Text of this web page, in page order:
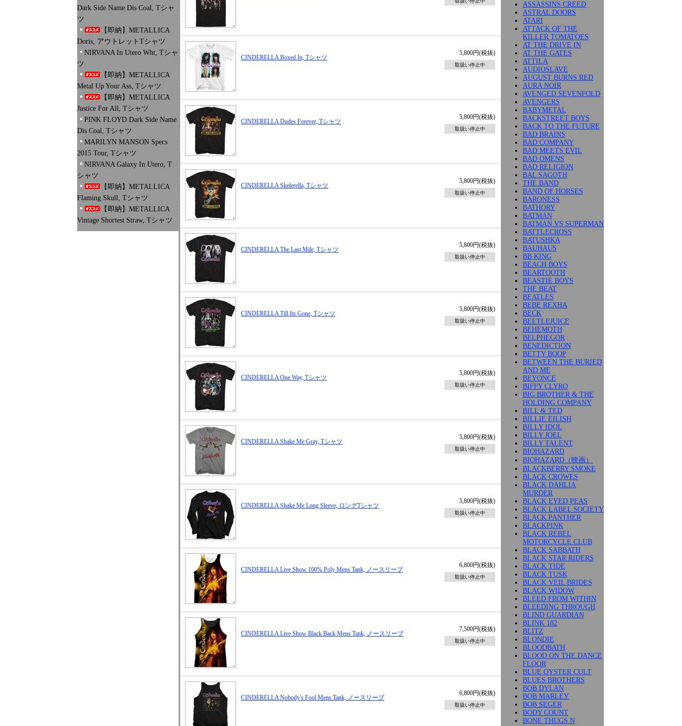
Dark Side Name Dis Coal, Tシャ
ツ
【即納】METALLICA
Doris, アウトレットTシャツ
NIRVANA In Utero Wht, Tシャ
ツ
【即納】METALLICA
Metal Up Your Ass, Tシャツ
【即納】METALLICA
Justice For All, Tシャツ
PINK FLOYD Dark Side Name
Dis Coal, Tシャツ
MARILYN MANSON Specs
2015 Tour, Tシャツ
NIRVANA Galaxy In Utero, T
シャツ
【即納】METALLICA
Flaming Skull, Tシャツ
【即納】METALLICA
Vintage Shortest Straw, Tシャツ
CINDERELLA Boxed In, Tシャツ
5,800円(税抜)
取扱い停止中
CINDERELLA Dudes Forever, Tシャツ
5,800円(税抜)
取扱い停止中
CINDERELLA Skelerella, Tシャツ
5,800円(税抜)
取扱い停止中
CINDERELLA The Last Mile, Tシャツ
5,800円(税抜)
取扱い停止中
CINDERELLA Till Its Gone, Tシャツ
5,800円(税抜)
取扱い停止中
CINDERELLA One Way, Tシャツ
5,800円(税抜)
取扱い停止中
CINDERELLA Shake Me Gray, Tシャツ
5,800円(税抜)
取扱い停止中
CINDERELLA Shake Me Long Sleeve, ロングTシャツ
5,800円(税抜)
取扱い停止中
CINDERELLA Live Show 100% Poly Mens Tank, ノースリーブ
6,800円(税抜)
取扱い停止中
CINDERELLA Live Show Black Back Mens Tank, ノースリーブ
7,500円(税抜)
取扱い停止中
CINDERELLA Nobody's Fool Mens Tank, ノースリーブ
6,800円(税抜)
取扱い停止中
ASSASSINS CREED
ASTRAL DOORS
ATARI
ATTACK OF THE
KILLER TOMATOES
AT THE DRIVE IN
AT THE GATES
ATTILA
AUDIOSLAVE
AUGUST BURNS RED
AURA NOIR
AVENGED SEVENFOLD
AVENGERS
BABYMETAL
BACKSTREET BOYS
BACK TO THE FUTURE
BAD BRAINS
BAD COMPANY
BAD MEETS EVIL
BAD OMENS
BAD RELIGION
BAL SAGOTH
THE BAND
BAND OF HORSES
BARONESS
BATHORY
BATMAN
BATMAN VS SUPERMAN
BATTLECROSS
BATUSHKA
BAUHAUS
BB KING
BEACH BOYS
BEARTOOTH
BEASTIE BOYS
THE BEAT
BEATLES
BEBE REXHA
BECK
BEETLEJUICE
BEHEMOTH
BELPHEGOR
BENEDICTION
BETTY BOOP
BETWEEN THE BURIED
AND ME
BEYONCE
BIFFY CLYRO
BIG BROTHER & THE
HOLDING COMPANY
BILL & TED
BILLIE EILISH
BILLY IDOL
BILLY JOEL
BILLY TALENT
BIOHAZARD
BIOHAZARD（映画）
BLACKBERRY SMOKE
BLACK CROWES
BLACK DAHLIA
MURDER
BLACK EYED PEAS
BLACK LABEL SOCIETY
BLACK PANTHER
BLACKPINK
BLACK REBEL
MOTORCYCLE CLUB
BLACK SABBATH
BLACK STAR RIDERS
BLACK TIDE
BLACK TUSK
BLACK VEIL BRIDES
BLACK WIDOW
BLEED FROM WITHIN
BLEEDING THROUGH
BLIND GUARDIAN
BLINK 182
BLITZ
BLONDIE
BLOODBATH
BLOOD ON THE DANCE
FLOOR
BLUE OYSTER CULT
BLUES BROTHERS
BOB DYLAN
BOB MARLEY
BOB SEGER
BODY COUNT
BONE THUGS N